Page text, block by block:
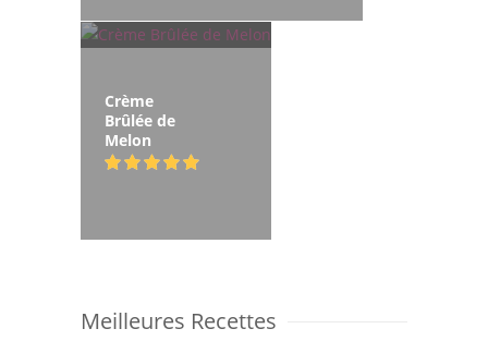
Crème
Brûlée de
Melon
Meilleures Recettes